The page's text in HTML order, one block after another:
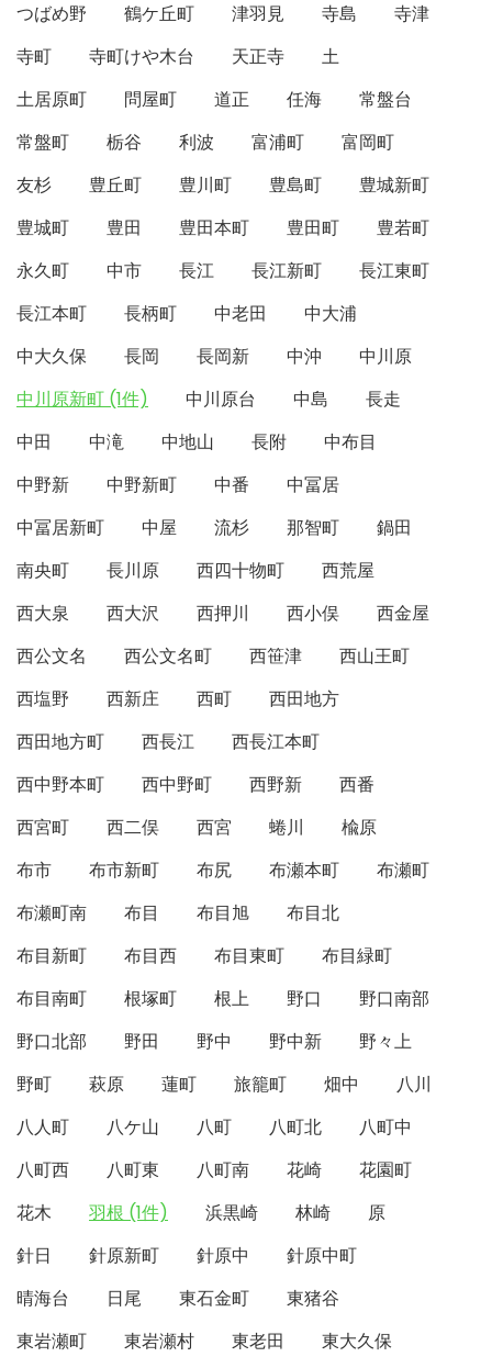
つばめ野
鶴ケ丘町 津羽見 寺島
寺津
寺町
寺町けや木台 天正寺
土
土居原町
問屋町 道正 任海
常盤台
常盤町
栃谷 利波 富浦町
富岡町
友杉
豊丘町 豊川町 豊島町
豊城新町
豊城町
豊田 豊田本町 豊田町
豊若町
永久町
中市 長江 長江新町
長江東町
長江本町
長柄町 中老田
中大浦
中大久保
長岡 長岡新 中沖
中川原
中川原新町 (1件)
中川原台 中島
長走
中田
中滝 中地山 長附
中布目
中野新
中野新町 中番
中冨居
中冨居新町
中屋 流杉 那智町
鍋田
南央町
長川原 西四十物町
西荒屋
西大泉
西大沢 西押川 西小俣
西金屋
西公文名
西公文名町 西笹津
西山王町
西塩野
西新庄 西町
西田地方
西田地方町
西長江
西長江本町
西中野本町
西中野町 西野新
西番
西宮町
西二俣 西宮 蜷川
楡原
布市
布市新町 布尻 布瀬本町
布瀬町
布瀬町南
布目 布目旭
布目北
布目新町
布目西 布目東町
布目緑町
布目南町
根塚町 根上 野口
野口南部
野口北部
野田 野中 野中新
野々上
野町
萩原 蓮町 旅籠町 畑中
八川
八人町
八ケ山 八町 八町北
八町中
八町西
八町東 八町南 花崎
花園町
花木
羽根 (1件) 浜黒崎 林崎
原
針日
針原新町 針原中
針原中町
晴海台
日尾 東石金町
東猪谷
東岩瀬町
東岩瀬村 東老田 東大久保